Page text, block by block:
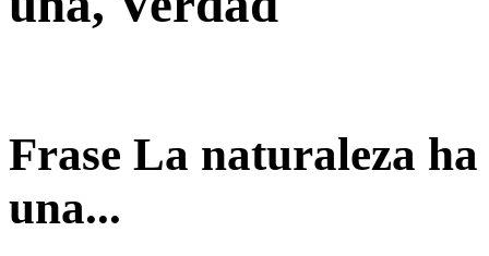
Frase La naturaleza
una...